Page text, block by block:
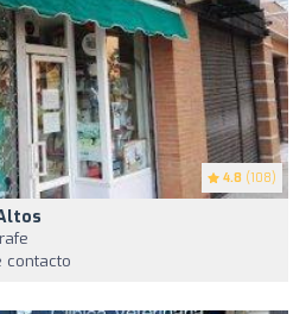
4.8 (108)
contacto